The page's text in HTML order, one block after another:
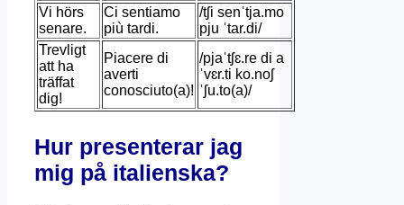
Vi hörs
senare.
Ci sentiamo
più tardi.
/tʃi senˈtja.mo
pju ˈtar.di/
Trevligt
att ha
träffat
dig!
Piacere di
averti
conosciuto(a)!
/pjaˈtʃɛ.re di a
ˈvɛr.ti ko.noʃ
ˈʃu.to(a)/
Hur presenterar jag
mig på italienska?